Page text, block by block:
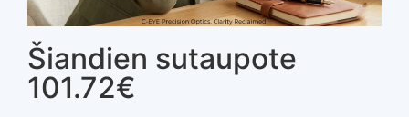
Šiandien sutaupote
101.72€